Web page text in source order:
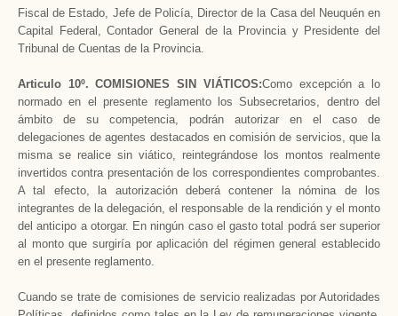
Fiscal de Estado, Jefe de Policía, Director de la Casa del Neuquén en
Capital Federal, Contador General de la Provincia y Presidente del
Tribunal de Cuentas de la Provincia.
Articulo 10º. COMISIONES SIN VIÁTICOS:Como excepción a lo
normado en el presente reglamento los Subsecretarios, dentro del
ámbito de su competencia, podrán autorizar en el caso de
delegaciones de agentes destacados en comisión de servicios, que la
misma se realice sin viático, reintegrándose los montos realmente
invertidos contra presentación de los correspondientes comprobantes.
A tal efecto, la autorización deberá contener la nómina de los
integrantes de la delegación, el responsable de la rendición y el monto
del anticipo a otorgar. En ningún caso el gasto total podrá ser superior
al monto que surgiría por aplicación del régimen general establecido
en el presente reglamento.
Cuando se trate de comisiones de servicio realizadas por Autoridades